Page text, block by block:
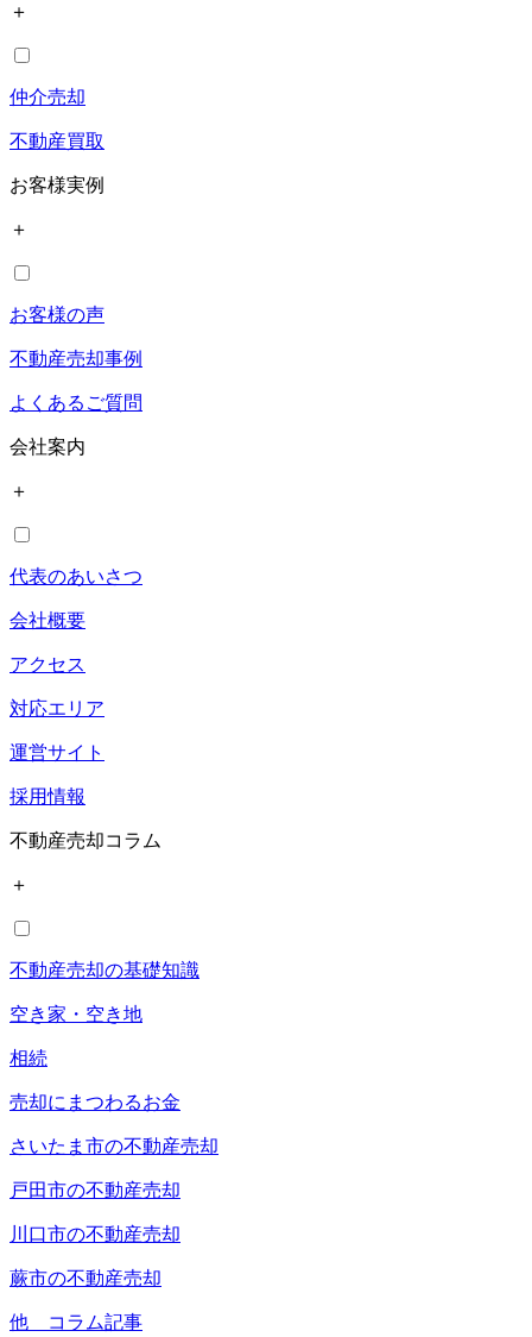
＋
仲介売却
不動産買取
お客様実例
＋
お客様の声
不動産売却事例
よくあるご質問
会社案内
＋
代表のあいさつ
会社概要
アクセス
対応エリア
運営サイト
採用情報
不動産売却コラム
＋
不動産売却の基礎知識
空き家・空き地
相続
売却にまつわるお金
さいたま市の不動産売却
戸田市の不動産売却
川口市の不動産売却
蕨市の不動産売却
他 コラム記事